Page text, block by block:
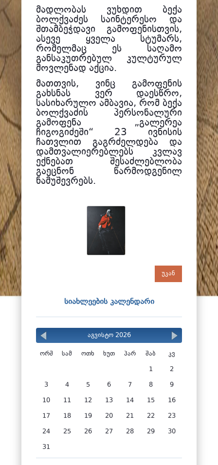
მადლობას ვუხდით ბექა
ბოლქვაძეს საინტერესო და
შთამბეჭდავი გამოფენისთვის,
ასევე ყველა სტუმარს,
რომელმაც ეს საღამო
განსაკუთრებულ კულტურულ
მოვლენად აქცია.
მათთვის, ვინც გამოფენის
გახსნას ვერ დაესწრო,
სასიხარულო ამბავია, რომ ბექა
ბოლქვაძის პერსონალური
გამოფენა „გალერეა
ჩიგოგიძეში“ 23 ივნისის
ჩათვლით გაგრძელდება და
დამთვალიერებლებს კვლავ
ექნებათ შესაძლებლობა
გაეცნონ წარმოდგენილ
ნამუშევრებს.
უკან
სიახლეების კალენდარი
აგვისტო 2026
ორშ სამ ოთხ ხუთ პარ შაბ კვ
1 2
3 4 5 6 7 8 9
10 11 12 13 14 15 16
17 18 19 20 21 22 23
24 25 26 27 28 29 30
31